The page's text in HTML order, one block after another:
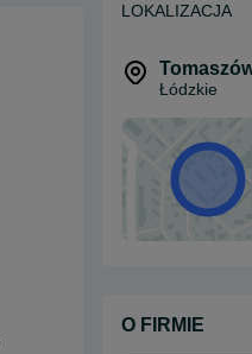
LOKALIZACJA
Łódzkie
O FIRMIE